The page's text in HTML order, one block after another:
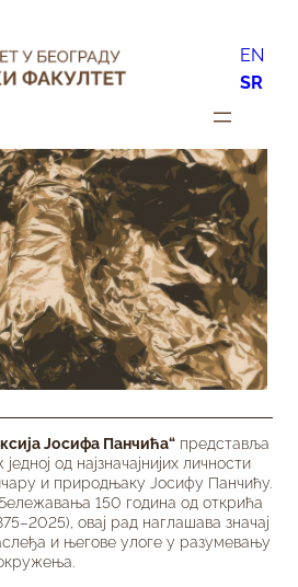
EN
SR
Јосифа Панчића“ представља
од најзначајнијих личности
и природњаку Јосифу Панчићу.
150 година од открића
овај рад наглашава значај
и његове улоге у разумевању